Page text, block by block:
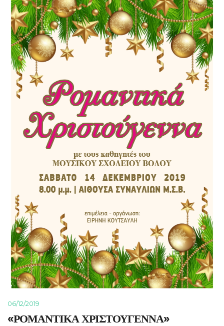
06/12/2019
«ΡΟΜΑΝΤΙΚΑ ΧΡΙΣΤΟΥΓΕΝΝΑ»